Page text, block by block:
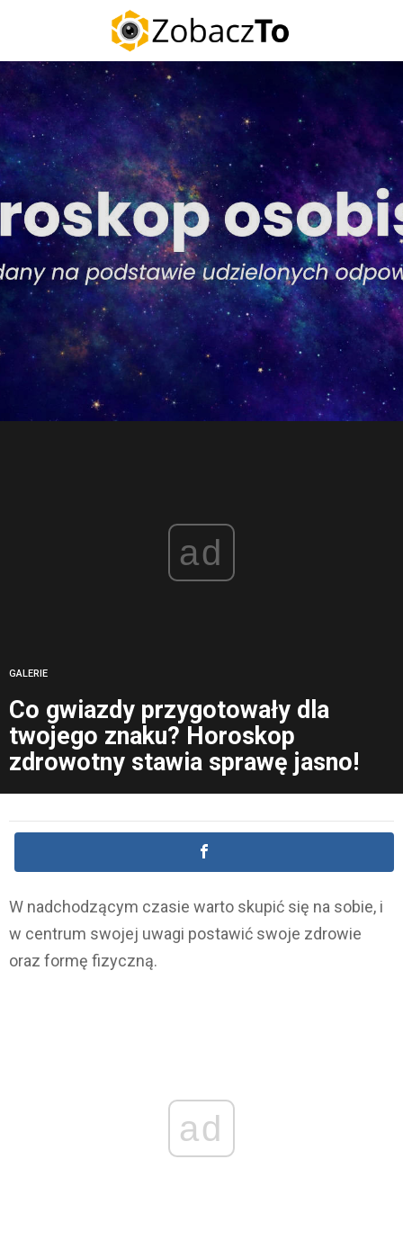
ad
GALERIE
Co gwiazdy przygotowały dla
twojego znaku? Horoskop
zdrowotny stawia sprawę jasno!
W nadchodzącym czasie warto skupić się na sobie, i
w centrum swojej uwagi postawić swoje zdrowie
oraz formę fizyczną.
ad